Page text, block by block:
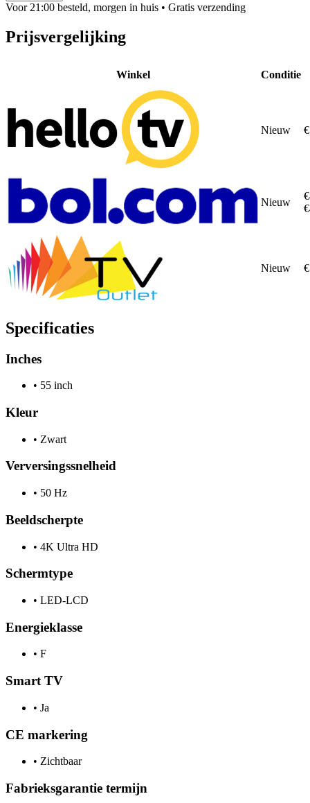
Voor 21:00 besteld, morgen in huis • Gratis verzending
Prijsvergelijking
Winkel Conditie
Nieuw
Nieuw
Nieuw
Specificaties
Inches
• 55 inch
Kleur
• Zwart
Verversingssnelheid
• 50 Hz
Beeldscherpte
• 4K Ultra HD
Schermtype
• LED-LCD
Energieklasse
• F
Smart TV
• Ja
CE markering
• Zichtbaar
Fabrieksgarantie termijn